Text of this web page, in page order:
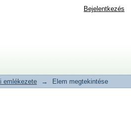
Bejelentkezés
emlékezete → Elem megtekintése